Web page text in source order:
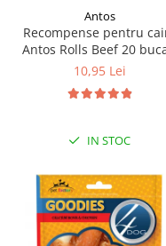
Antos
Recompense pentru
Antos Rolls Beef 20
10,95 Lei
IN STOC